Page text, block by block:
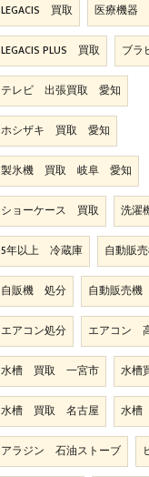
LEGACIS 買取 医療機器
LEGACIS PLUS 買取 ブ
テレビ 出張買取 愛知
ホシザキ 買取 愛知
製氷機 買取 岐阜 愛知
ショーケース 買取 洗
5年以上 冷蔵庫 自動販
自販機 処分 自動販売
エアコン処分 エアコン
水槽 買取 一宮市 水槽
水槽 買取 名古屋 水槽
アラジン 石油ストーブ